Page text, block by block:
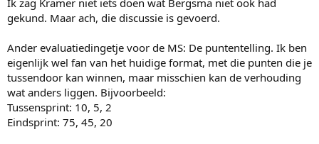
willen doen moeten ze die kans krijgen. Maar ook andere opties
uitproberen (Roest, Hoolwerf, Huizinga, Blokhuijsen). En Bergsma
Massastart vrouwen
Ter Mors is gemaakt voor dit onderdeel. Hopelijk wil zij dit ook gaan
doen en lukt het fysiek. Voor Schulting geldt min of meer hetzelfde,
hoewel ik denk dat haar motor en topsnelheid op de langebaan niet
van het kaliber Ter Mors zijn. Verder zie ik niet echt aanwas om
Schouten te vervangen. Hoewel Esmee Visser in combinatie met
Ik zag Kramer niet iets doen wat Bergsma niet ook had
gekund. Maar ach, die discussie is gevoerd.
Ander evaluatiedingetje voor de MS: De puntentelling. Ik ben
eigenlijk wel fan van het huidige format, met die punten die je
tussendoor kan winnen, maar misschien kan de verhouding
wat anders liggen. Bijvoorbeeld:
Tussensprint: 10, 5, 2
Eindsprint: 75, 45, 20